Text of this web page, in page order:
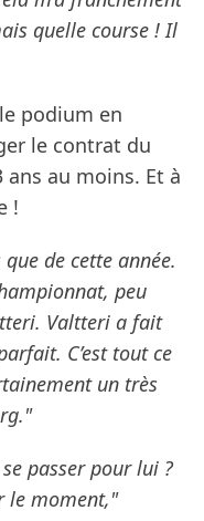
quelle course ! Il
podium en
le contrat du
au moins. Et à
!
de cette année.
peu
Valtteri a fait
C’est tout ce
un très
passer pour lui ?
le moment,"